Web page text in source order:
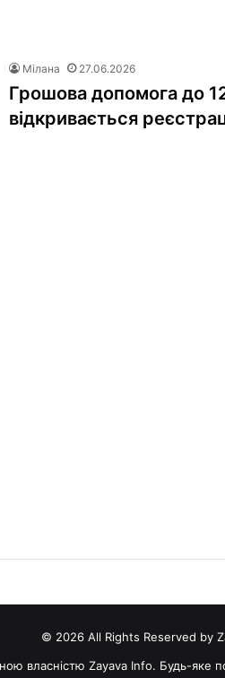
Мілана 27.06.2026
Грошова допомога до
відкривається
© 2026 All Rights Reserved by
власністю Zayava Info. Будь-